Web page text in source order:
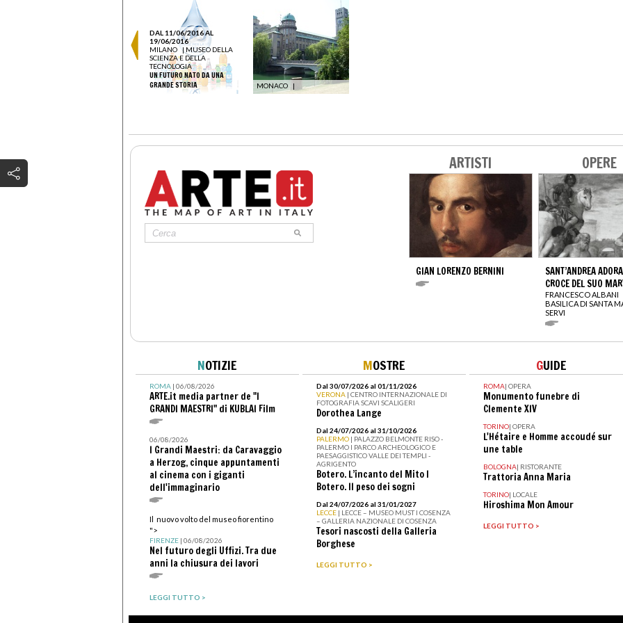
DAL 11/06/2016 AL
19/06/2016
MILANO | MUSEO DELLA
SCIENZA E DELLA
TECNOLOGIA
UN FUTURO NATO DA UNA
GRANDE STORIA
MONACO |
ARTISTI
GIAN LORENZO BERNINI
OPERE
SANT’ANDREA
CROCE DEL SUO
FRANCESCO ALBANI
BASILICA DI SANTA
SERVI
NOTIZIE
ROMA| 06/08/2026
ARTE.it media partner de "I
GRANDI MAESTRI" di KUBLAI Film
06/08/2026
I Grandi Maestri: da Caravaggio
a Herzog, cinque appuntamenti
al cinema con i giganti
dell'immaginario
Il nuovo volto del museo fiorentino
">
FIRENZE| 06/08/2026
Nel futuro degli Uffizi. Tra due
anni la chiusura dei lavori
LEGGI TUTTO >
MOSTRE
Dal 30/07/2026 al 01/11/2026
VERONA | CENTRO INTERNAZIONALE DI
FOTOGRAFIA SCAVI SCALIGERI
Dorothea Lange
Dal 24/07/2026 al 31/10/2026
PALERMO | PALAZZO BELMONTE RISO -
PALERMO I PARCO ARCHEOLOGICO E
PAESAGGISTICO VALLE DEI TEMPLI -
AGRIGENTO
Botero. L’incanto del Mito I
Botero. Il peso dei sogni
Dal 24/07/2026 al 31/01/2027
LECCE | LECCE – MUSEO MUST I COSENZA
– GALLERIA NAZIONALE DI COSENZA
Tesori nascosti della Galleria
Borghese
LEGGI TUTTO >
GUIDE
ROMA| OPERA
Monumento funebre di
Clemente XIV
TORINO| OPERA
L'Hétaire e Homme accoudé sur
une table
BOLOGNA| RISTORANTE
Trattoria Anna Maria
TORINO| LOCALE
Hiroshima Mon Amour
LEGGI TUTTO >